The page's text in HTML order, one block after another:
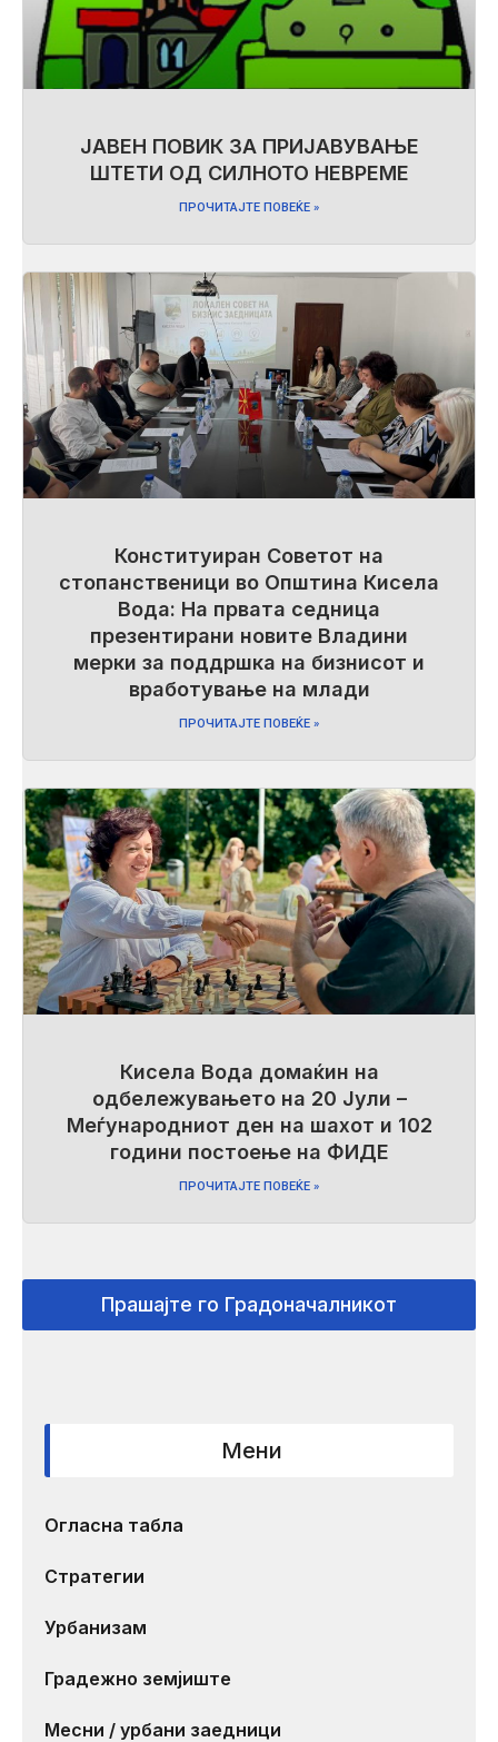
ЈАВЕН ПОВИК ЗА ПРИЈАВУВАЊЕ
ШТЕТИ ОД СИЛНОТО НЕВРЕМЕ
ПРОЧИТАЈТЕ ПОВЕЌЕ »
Конституиран Советот на
стопанственици во Општина Кисела
Вода: На првата седница
презентирани новите Владини
мерки за поддршка на бизнисот и
вработување на млади
ПРОЧИТАЈТЕ ПОВЕЌЕ »
Кисела Вода домаќин на
одбележувањето на 20 Јули –
Меѓународниот ден на шахот и 102
години постоење на ФИДЕ
ПРОЧИТАЈТЕ ПОВЕЌЕ »
Прашајте го Градоначалникот
Мени
Огласна табла
Стратегии
Урбанизам
Градежно земјиште
Месни / урбани заедници